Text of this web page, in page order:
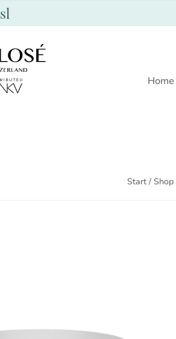
Home
Start/ Shop